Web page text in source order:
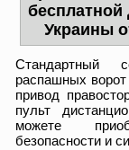
бесплатной
Украины
Стандартный
распашных ворот
привод
пульт
можете
безопасности и